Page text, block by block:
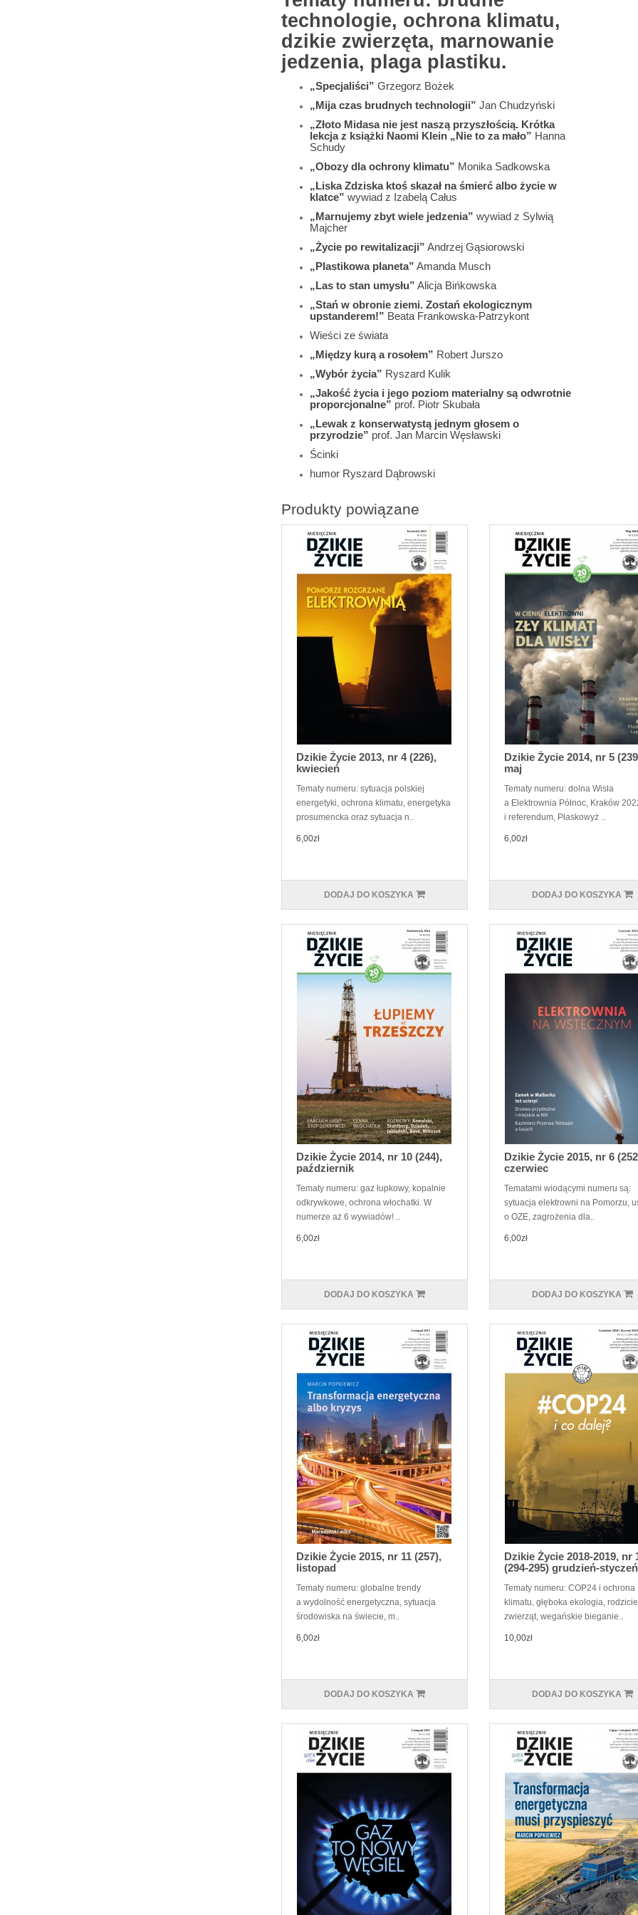
technologie, ochrona klimatu,
dzikie zwierzęta, marnowanie
jedzenia, plaga plastiku.
„Specjaliści” Grzegorz Bożek
„Mija czas brudnych technologii” Jan Chudzyński
„Złoto Midasa nie jest naszą przyszłością. Krótka
lekcja z książki Naomi Klein „Nie to za mało” Hanna
Schudy
„Obozy dla ochrony klimatu” Monika Sadkowska
„Liska Zdziska ktoś skazał na śmierć albo życie w
klatce” wywiad z Izabelą Całus
„Marnujemy zbyt wiele jedzenia” wywiad z Sylwią
Majcher
„Życie po rewitalizacji” Andrzej Gąsiorowski
„Plastikowa planeta” Amanda Musch
„Las to stan umysłu” Alicja Bińkowska
„Stań w obronie ziemi. Zostań ekologicznym
upstanderem!” Beata Frankowska-Patrzykont
Wieści ze świata
„Między kurą a rosołem” Robert Jurszo
„Wybór życia” Ryszard Kulik
„Jakość życia i jego poziom materialny są odwrotnie
proporcjonalne” prof. Piotr Skubała
„Lewak z konserwatystą jednym głosem o
przyrodzie” prof. Jan Marcin Węsławski
Ścinki
humor Ryszard Dąbrowski
Produkty powiązane
Dzikie Życie 2013, nr 4 (226),
kwiecień
Tematy numeru: sytuacja polskiej
energetyki, ochrona klimatu, energetyka
prosumencka oraz sytuacja n..
6,00zł
DODAJ DO KOSZYKA
Dzikie Życie 2014, nr 5
maj
Tematy numeru: dolna Wisła
a Elektrownia Północ, Kraków
i referendum, Płaskowyż ..
6,00zł
DODAJ DO KOSZYKA
Dzikie Życie 2014, nr 10 (244),
październik
Tematy numeru: gaz łupkowy, kopalnie
odkrywkowe, ochrona włochatki. W
numerze aż 6 wywiadów! ..
6,00zł
DODAJ DO KOSZYKA
Dzikie Życie 2015, nr 6
czerwiec
Tematami wiodącymi numeru są:
sytuacja elektrowni na Pomorzu,
o OZE, zagrożenia dla..
6,00zł
DODAJ DO KOSZYKA
Dzikie Życie 2015, nr 11 (257),
listopad
Tematy numeru: globalne trendy
a wydolność energetyczna, sytuacja
środowiska na świecie, m..
6,00zł
DODAJ DO KOSZYKA
Dzikie Życie 2018-2019, nr
(294-295) grudzień-styczeń
Tematy numeru: COP24 i ochrona
klimatu, głęboka ekologia,
zwierząt, wegańskie bieganie..
10,00zł
DODAJ DO KOSZYKA